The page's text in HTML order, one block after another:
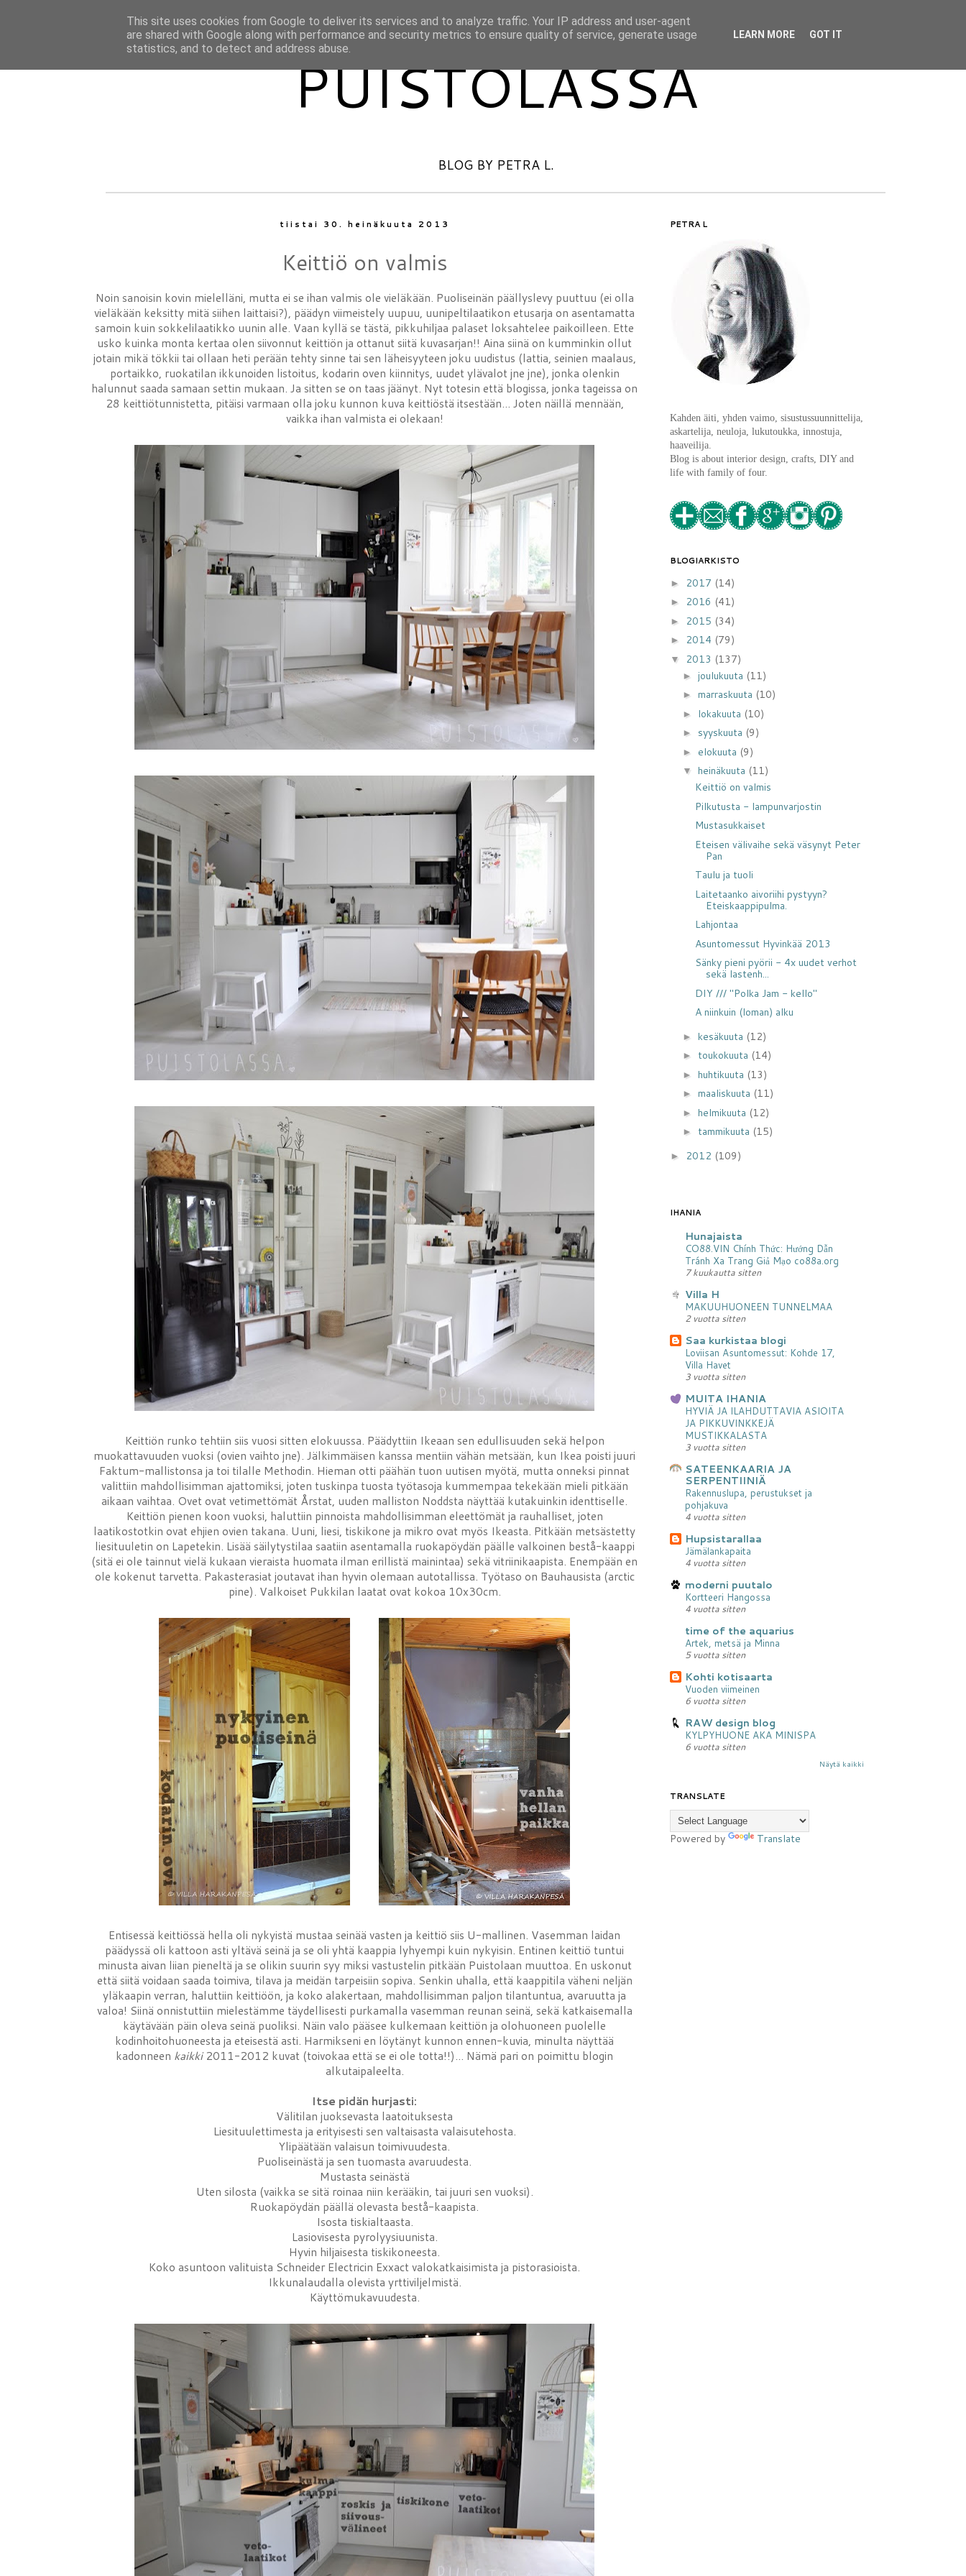
PUISTOLASSA
BLOG BY PETRA L.
tiistai 30. heinäkuuta 2013
Keittiö on valmis
Noin sanoisin kovin mielelläni, mutta ei se ihan valmis ole vieläkään. Puoliseinän päällyslevy puuttuu (ei olla
vieläkään keksitty mitä siihen laittaisi?), päädyn viimeistely uupuu, uunipeltilaatikon etusarja on asentamatta
samoin kuin sokkelilaatikko uunin alle. Vaan kyllä se tästä, pikkuhiljaa palaset loksahtelee paikoilleen. Ette
usko kuinka monta kertaa olen siivonnut keittiön ja ottanut siitä kuvasarjan!! Aina siinä on kumminkin ollut
jotain mikä tökkii tai ollaan heti perään tehty sinne tai sen läheisyyteen joku uudistus (lattia, seinien maalaus,
portaikko, ruokatilan ikkunoiden listoitus, kodarin oven kiinnitys, uudet ylävalot jne jne), jonka olenkin
halunnut saada samaan settin mukaan. Ja sitten se on taas jäänyt. Nyt totesin että blogissa, jonka tageissa on
28 keittiötunnistetta, pitäisi varmaan olla joku kunnon kuva keittiöstä itsestään... Joten näillä mennään,
vaikka ihan valmista ei olekaan!
Keittiön runko tehtiin siis vuosi sitten elokuussa. Päädyttiin Ikeaan sen edullisuuden sekä helpon
muokattavuuden vuoksi (ovien vaihto jne). Jälkimmäisen kanssa mentiin vähän metsään, kun Ikea poisti juuri
Faktum-mallistonsa ja toi tilalle Methodin. Hieman otti päähän tuon uutisen myötä, mutta onneksi pinnat
valittiin mahdollisimman ajattomiksi, joten tuskinpa tuosta työtasoja kummempaa tekekään mieli pitkään
aikaan vaihtaa. Ovet ovat vetimettömät Årstat, uuden malliston Noddsta näyttää kutakuinkin identtiselle.
Keittiön pienen koon vuoksi, haluttiin pinnoista mahdollisimman eleettömät ja rauhalliset, joten
laatikostotkin ovat ehjien ovien takana. Uuni, liesi, tiskikone ja mikro ovat myös Ikeasta. Pitkään metsästetty
liesituuletin on Lapetekin. Lisää säilytystilaa saatiin asentamalla ruokapöydän päälle valkoinen bestå-kaappi
(sitä ei ole tainnut vielä kukaan vieraista huomata ilman erillistä mainintaa) sekä vitriinikaapista. Enempään en
ole kokenut tarvetta. Pakasterasiat joutavat ihan hyvin olemaan autotallissa. Työtaso on Bauhausista (arctic
pine). Valkoiset Pukkilan laatat ovat kokoa 10x30cm.
Entisessä keittiössä hella oli nykyistä mustaa seinää vasten ja keittiö siis U-mallinen. Vasemman laidan
päädyssä oli kattoon asti yltävä seinä ja se oli yhtä kaappia lyhyempi kuin nykyisin. Entinen keittiö tuntui
minusta aivan liian pieneltä ja se olikin suurin syy miksi vastustelin pitkään Puistolaan muuttoa. En uskonut
että siitä voidaan saada toimiva, tilava ja meidän tarpeisiin sopiva. Senkin uhalla, että kaappitila väheni neljän
yläkaapin verran, haluttiin keittiöön, ja koko alakertaan, mahdollisimman paljon tilantuntua, avaruutta ja
valoa! Siinä onnistuttiin mielestämme täydellisesti purkamalla vasemman reunan seinä, sekä katkaisemalla
käytävään päin oleva seinä puoliksi. Näin valo pääsee kulkemaan keittiön ja olohuoneen puolelle
kodinhoitohuoneesta ja eteisestä asti. Harmikseni en löytänyt kunnon ennen-kuvia, minulta näyttää
kadonneen kaikki2011-2012 kuvat (toivokaa että se ei ole totta!!)... Nämä pari on poimittu blogin
alkutaipaleelta.
Itse pidän hurjasti:
Välitilan juoksevasta laatoituksesta
Liesituulettimesta ja erityisesti sen valtaisasta valaisutehosta.
Ylipäätään valaisun toimivuudesta.
Puoliseinästä ja sen tuomasta avaruudesta.
Mustasta seinästä
Uten silosta (vaikka se sitä roinaa niin kerääkin, tai juuri sen vuoksi).
Ruokapöydän päällä olevasta bestå-kaapista.
Isosta tiskialtaasta.
Lasiovisesta pyrolyysiuunista.
Hyvin hiljaisesta tiskikoneesta.
Koko asuntoon valituista Schneider Electricin Exxact valokatkaisimista ja pistorasioista.
Ikkunalaudalla olevista yrttiviljelmistä.
Käyttömukavuudesta.
PETRA L
Kahden äiti, yhden vaimo, sisustussuunnittelija,
askartelija, neuloja, lukutoukka, innostuja,
haaveilija.
Blog is about interior design, crafts, DIY and
life with family of four.
BLOGIARKISTO
►
2017 (14)
► 2016 (41)
► 2015 (34)
► 2014 (79)
▼ 2013 (137)
► joulukuuta (11)
► marraskuuta (10)
► lokakuuta (10)
► syyskuuta (9)
► elokuuta (9)
▼ heinäkuuta (11)
Keittiö on valmis
Pilkutusta - lampunvarjostin
Mustasukkaiset
Eteisen välivaihe sekä väsynyt Peter
Pan
Taulu ja tuoli
Laitetaanko aivoriihi pystyyn?
Eteiskaappipulma.
Lahjontaa
Asuntomessut Hyvinkää 2013
Sänky pieni pyörii - 4x uudet verhot
sekä lastenh...
DIY /// "Polka Jam - kello"
A niinkuin (loman) alku
► kesäkuuta (12)
► toukokuuta (14)
► huhtikuuta (13)
► maaliskuuta (11)
► helmikuuta (12)
► tammikuuta (15)
► 2012 (109)
IHANIA
Hunajaista
CO88.VIN Chính Thức: Hướng Dẫn
Tránh Xa Trang Giả Mạo co88a.org
7 kuukautta sitten
Villa H
MAKUUHUONEEN TUNNELMAA
2 vuotta sitten
Saa kurkistaa blogi
Loviisan Asuntomessut: Kohde 17,
Villa Havet
3 vuotta sitten
MUITA IHANIA
HYVIÄ JA ILAHDUTTAVIA ASIOITA
JA PIKKUVINKKEJÄ
MUSTIKKALASTA
3 vuotta sitten
SATEENKAARIA JA
SERPENTIINIÄ
Rakennuslupa, perustukset ja
pohjakuva
4 vuotta sitten
Hupsistarallaa
Jämälankapaita
4 vuotta sitten
moderni puutalo
Kortteeri Hangossa
4 vuotta sitten
time of the aquarius
Artek, metsä ja Minna
5 vuotta sitten
Kohti kotisaarta
Vuoden viimeinen
6 vuotta sitten
RAW design blog
KYLPYHUONE AKA MINISPA
6 vuotta sitten
Näytä kaikki
TRANSLATE
Powered by Translate
This site uses cookies from Google to deliver its services and to analyze traffic. Your IP address and user-agent
are shared with Google along with performance and security metrics to ensure quality of service, generate usage
statistics, and to detect and address abuse.
LEARN MORE GOT IT